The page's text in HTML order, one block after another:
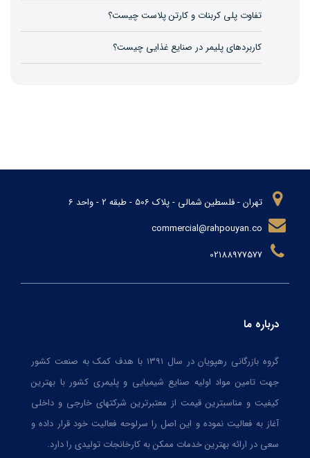
تفاوت پلی کربنات و کارتن پلاست چیست؟
کاربردهای پلیمر در صنایع غذایی چیست؟
تهران - فلسطین شمالی - پلاک 506 - طبقه 2 - واحد 6
درباره ما
گروه بازرگانی رهپویان در سال ۱۳۹۱ با هدف کمک به صنعت کشور
جهت تامین مواد اولیه صنایع شیمیایی و پلیمری کشور با بهترین
کیفیت و مناسبترین قیمت از معتبرترین شرکتهای خارجی و داخلی
آغاز به فعالیت نموده و این اصل را سرلوحه فعالیت خود قرار داده و
سعی در ارائه بهترین خدمات ممکن به کارخانجات تولیدی را دارد.